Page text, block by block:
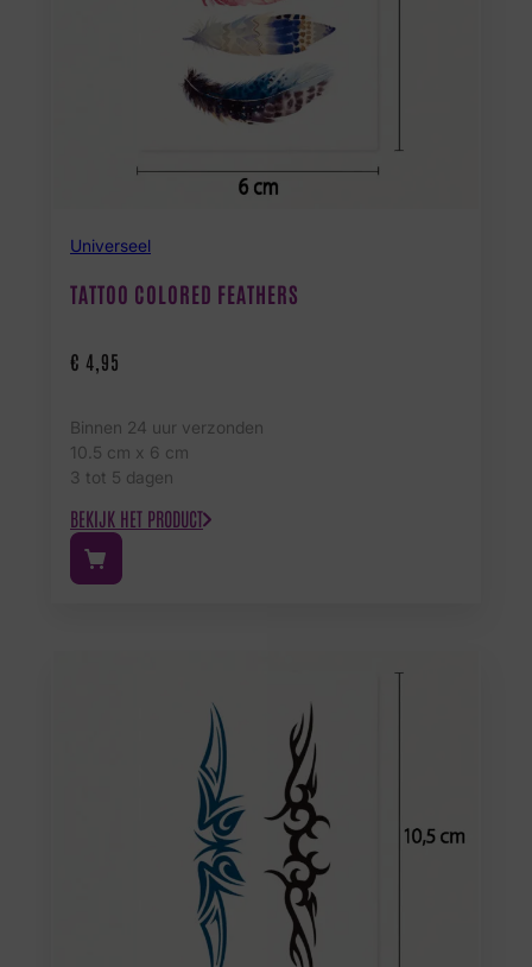
Universeel
TATTOO COLORED FEATHERS
€ 4,95
Binnen 24 uur verzonden
10.5 cm x 6 cm
3 tot 5 dagen
BEKIJK HET PRODUCT